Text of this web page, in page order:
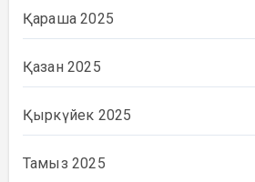
Қараша 2025
Қазан 2025
Қыркүйек 2025
Тамыз 2025